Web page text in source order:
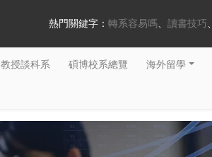
熱門關鍵字： 轉系容易嗎 讀書技巧
教授談科系 碩博校系總覽 海外留學